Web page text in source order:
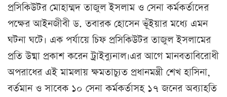
প্রসিকিউটর মোহাম্মদ তাজুল ইসলাম ও সেনা কর্মকর্তাদের
পক্ষের আইনজীবী ড. তবারক হোসেন ভূঁইয়ার মধ্যে এমন
ঘটনা ঘটে। এক পর্যায়ে চিফ প্রসিকিউটর তাজুল ইসলামের
প্রতি উষ্মা প্রকাশ করেন ট্রাইব্যুনাল।এর আগে মানবতাবিরোধী
অপরাধের এই মামলায় ক্ষমতাচ্যুত প্রধানমন্ত্রী শেখ হাসিনা,
বর্তমান ও সাবেক ১০ সেনা কর্মকর্তাসহ ১৭ জনের অব্যাহতি